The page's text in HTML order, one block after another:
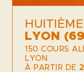
LYON
150 COURS
LYON
À PARTIR DE